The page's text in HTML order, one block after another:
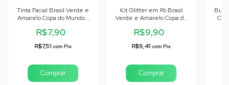
Tinta Facial Brasil Verde e
Amarelo Copa do Mundo -
R$7,90
R$7,51com Pix
Kit Glitter em Pó Brasil
Verde e Amarelo Copa do
R$9,90
R$9,41com Pix